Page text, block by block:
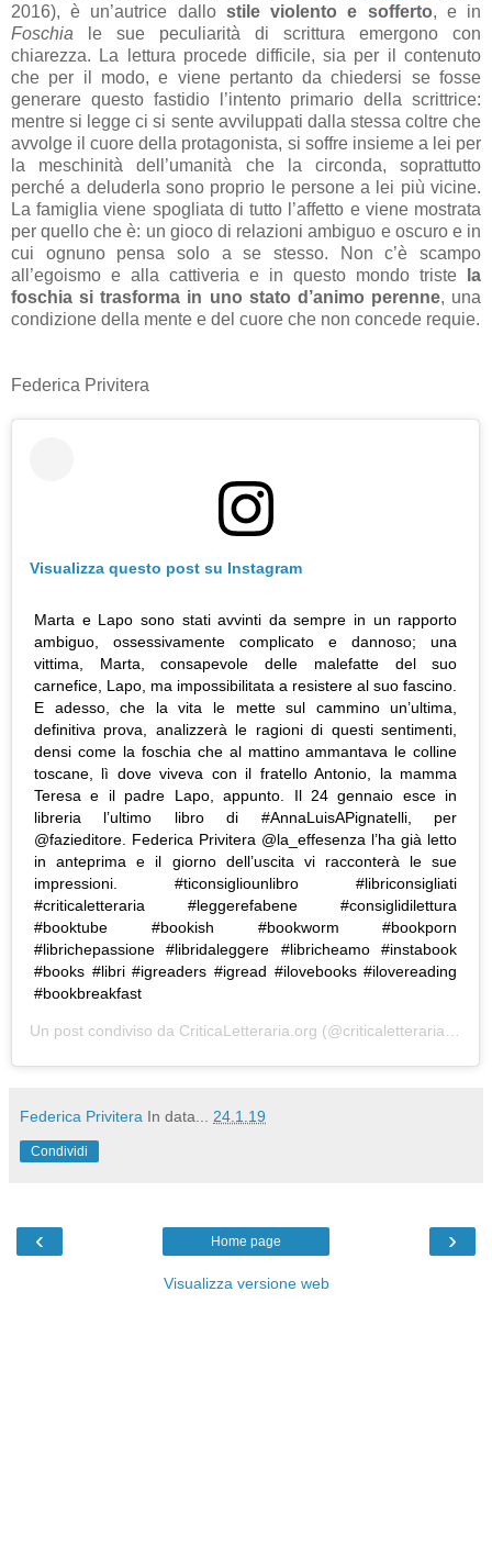
2016), è un’autrice dallo stile violento e sofferto, e in
Foschia
le sue peculiarità di scrittura emergono con
chiarezza. La lettura procede difficile, sia per il contenuto
che per il modo, e viene pertanto da chiedersi se fosse
generare questo fastidio l’intento primario della scrittrice:
mentre si legge ci si sente avviluppati dalla stessa coltre che
avvolge il cuore della protagonista, si soffre insieme a lei per
la meschinità dell’umanità che la circonda, soprattutto
perché a deluderla sono proprio le persone a lei più vicine.
La famiglia viene spogliata di tutto l’affetto e viene mostrata
per quello che è: un gioco di relazioni ambiguo e oscuro e in
cui ognuno pensa solo a se stesso. Non c’è scampo
all’egoismo e alla cattiveria e in questo mondo triste
la
foschia si trasforma in uno stato d’animo perenne, una
condizione della mente e del cuore che non concede requie.
Federica Privitera
Visualizza questo post su Instagram
Marta e Lapo sono stati avvinti da sempre in un rapporto
ambiguo, ossessivamente complicato e dannoso; una
vittima, Marta, consapevole delle malefatte del suo
carnefice, Lapo, ma impossibilitata a resistere al suo fascino.
E adesso, che la vita le mette sul cammino un’ultima,
definitiva prova, analizzerà le ragioni di questi sentimenti,
densi come la foschia che al mattino ammantava le colline
toscane, lì dove viveva con il fratello Antonio, la mamma
Teresa e il padre Lapo, appunto. Il 24 gennaio esce in
libreria l’ultimo libro di #AnnaLuisAPignatelli, per
@fazieditore. Federica Privitera @la_effesenza l’ha già letto
in anteprima e il giorno dell’uscita vi racconterà le sue
impressioni. #ticonsigliounlibro #libriconsigliati
#criticaletteraria #leggerefabene #consiglidilettura
#booktube #bookish #bookworm #bookporn
#librichepassione #libridaleggere #libricheamo #instabook
#books #libri #igreaders #igread #ilovebooks #ilovereading
#bookbreakfast
Un post condiviso da CriticaLetteraria.org (@criticaletteraria) in data:
Federica Privitera In data... 24.1.19
Condividi
‹ ›
Home page
Visualizza versione web